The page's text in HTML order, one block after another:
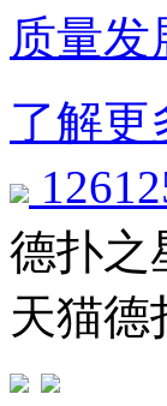
质量发
了解更
德扑之
天猫德